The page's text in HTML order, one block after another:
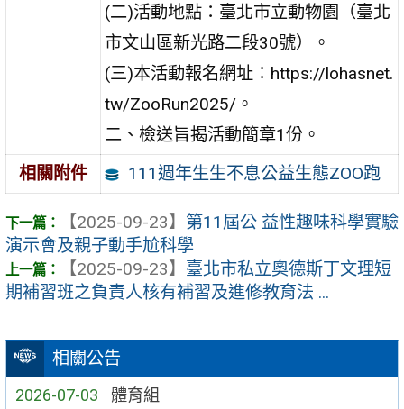
相關公告
2026-07-03 體育組
(二)活動地點：臺北市立動物園（臺北
市文山區新光路二段30號）。
(三)本活動報名網址：https://lohasnet.
tw/ZooRun2025/。
二、檢送旨揭活動簡章1份。
相關附件
111週年生生不息公益生態ZOO跑
【2025-09-23】 第11屆公 益性趣味科學實驗
演示會及親子動手尬科學
【2025-09-23】 臺北市私立奧德斯丁文理短
期補習班之負責人核有補習及進修教育法 ...